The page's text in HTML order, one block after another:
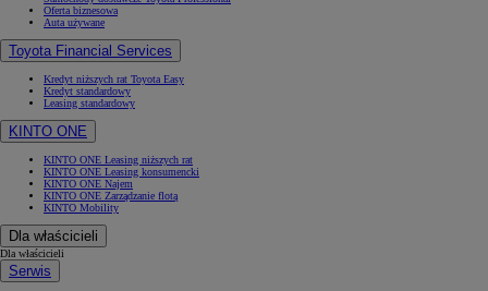
Oferta biznesowa
Auta używane
Toyota Financial Services
Kredyt niższych rat Toyota Easy
Kredyt standardowy
Leasing standardowy
KINTO ONE
KINTO ONE Leasing niższych rat
KINTO ONE Leasing konsumencki
KINTO ONE Najem
KINTO ONE Zarządzanie flotą
KINTO Mobility
Dla właścicieli
Dla właścicieli
Serwis